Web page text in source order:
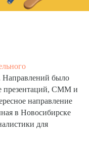
Направлений было
презентаций, СММ и
направление
в Новосибирске
для